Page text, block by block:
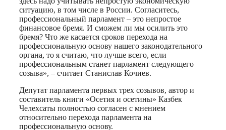
ситуацию, в том числе в России. Согласитесь,
профессиональный парламент – это непростое
финансовое бремя. И сможем ли мы осилить это
бремя? Что же касается сроков перехода на
профессиональную основу нашего законодательного
органа, то я считаю, что лучше всего, если
профессиональным станет парламент следующего
созыва», – считает Станислав Кочиев.
Депутат парламента первых трех созывов, автор и
составитель книги «Осетия и осетины» Казбек
Челехсаты полностью согласен с мнением
относительно перехода парламента на
профессиональную основу.